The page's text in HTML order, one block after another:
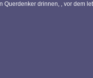
Querdenker drinnen, , vor dem